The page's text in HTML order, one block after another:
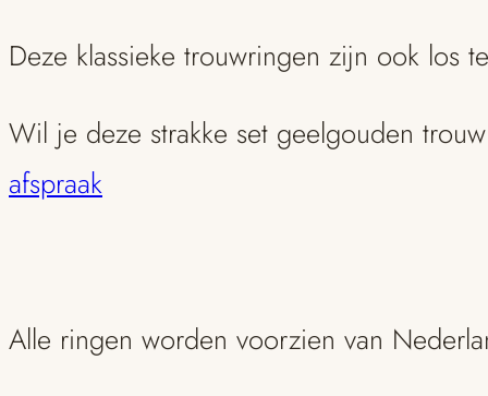
Deze klassieke trouwringen zijn ook los
Wil je deze strakke set geelgouden
afspraak
Alle ringen worden voorzien van